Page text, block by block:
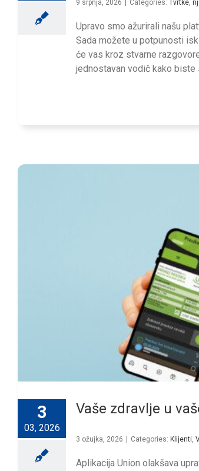
9 srpnja, 2026 Categories: Tvrtke
Upravo smo ažurirali našu
Sada možete u potpunosti
će vas kroz stvarne
jednostavan vodič kako
3
03, 2026
Vaše zdravlje u
3 ožujka, 2026 Categories: Klijenti,
Aplikacija Union olakšava